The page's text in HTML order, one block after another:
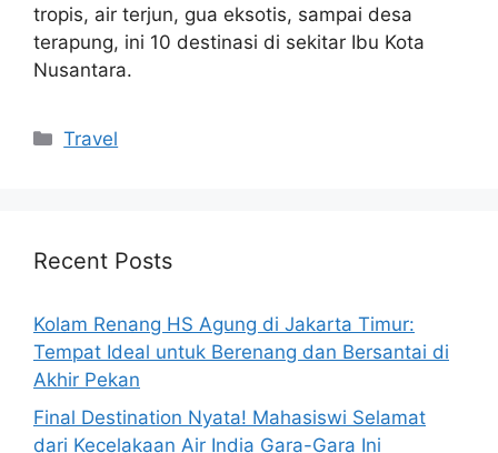
tropis, air terjun, gua eksotis, sampai desa
terapung, ini 10 destinasi di sekitar Ibu Kota
Nusantara.
Categories
Travel
Recent Posts
Kolam Renang HS Agung di Jakarta Timur:
Tempat Ideal untuk Berenang dan Bersantai di
Akhir Pekan
Final Destination Nyata! Mahasiswi Selamat
dari Kecelakaan Air India Gara-Gara Ini